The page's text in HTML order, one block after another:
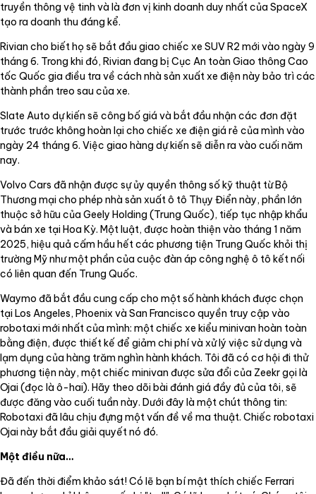
truyền thông vệ tinh và là đơn vị kinh doanh duy nhất của SpaceX
tạo ra doanh thu đáng kể.
Rivian cho biết họ sẽ bắt đầu giao chiếc xe SUV R2 mới vào ngày 9
tháng 6. Trong khi đó, Rivian đang bị Cục An toàn Giao thông Cao
tốc Quốc gia điều tra về cách nhà sản xuất xe điện này bảo trì các
thành phần treo sau của xe.
Slate Auto dự kiến sẽ công bố giá và bắt đầu nhận các đơn đặt
trước trước không hoàn lại cho chiếc xe điện giá rẻ của mình vào
ngày 24 tháng 6. Việc giao hàng dự kiến sẽ diễn ra vào cuối năm
nay.
Volvo Cars đã nhận được sự ủy quyền thông số kỹ thuật từ Bộ
Thương mại cho phép nhà sản xuất ô tô Thụy Điển này, phần lớn
thuộc sở hữu của Geely Holding (Trung Quốc), tiếp tục nhập khẩu
và bán xe tại Hoa Kỳ. Một luật, được hoàn thiện vào tháng 1 năm
2025, hiệu quả cấm hầu hết các phương tiện Trung Quốc khỏi thị
trường Mỹ như một phần của cuộc đàn áp công nghệ ô tô kết nối
có liên quan đến Trung Quốc.
Waymo đã bắt đầu cung cấp cho một số hành khách được chọn
tại Los Angeles, Phoenix và San Francisco quyền truy cập vào
robotaxi mới nhất của mình: một chiếc xe kiểu minivan hoàn toàn
bằng điện, được thiết kế để giảm chi phí và xử lý việc sử dụng và
lạm dụng của hàng trăm nghìn hành khách. Tôi đã có cơ hội đi thử
phương tiện này, một chiếc minivan được sửa đổi của Zeekr gọi là
Ojai (đọc là ô-hai). Hãy theo dõi bài đánh giá đầy đủ của tôi, sẽ
được đăng vào cuối tuần này. Dưới đây là một chút thông tin:
Robotaxi đã lâu chịu đựng một vấn đề về ma thuật. Chiếc robotaxi
Ojai này bắt đầu giải quyết nó đó.
Một điều nữa…
Đã đến thời điểm khảo sát! Có lẽ bạn bí mật thích chiếc Ferrari